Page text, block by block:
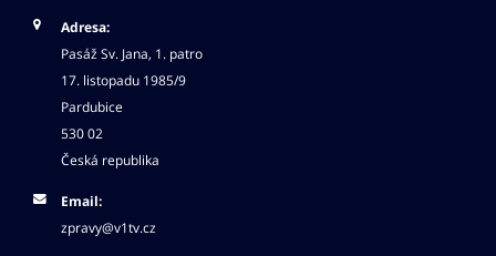
Adresa:
Pasáž Sv. Jana, 1. patro
17. listopadu 1985/9
Pardubice
530 02
Česká republika
Email:
zpravy@v1tv.cz